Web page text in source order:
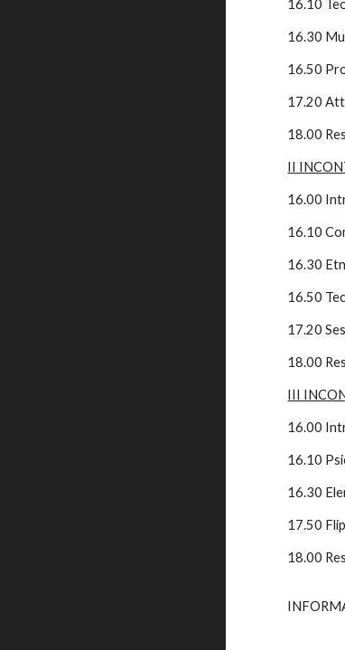
16.10
16.30
16.50
17.20
18.00
II
16.00
16.10
16.30
16.50
17.20
18.00
III
16.00
16.10
16.30
17.50
18.00